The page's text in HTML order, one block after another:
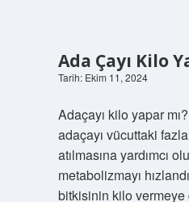
Ada Çayı Kilo
Tarih: Ekim 11, 2024
Adaçayı kilo yapar
adaçayı vücuttaki
atılmasına yardımcı
metabolizmayı
bitkisinin kilo